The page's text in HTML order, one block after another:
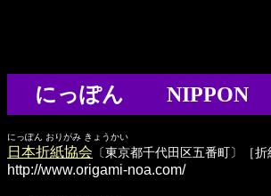
にっぽん NIPPON
にっぽん おりがみ きょうかい
日本折紙協会 〔東京都千代田区五番町〕［折
http://www.origami-noa.com/